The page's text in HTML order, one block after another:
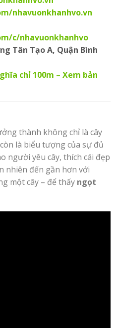
nhavuonkhanhvo.vn
c/nhavuonkhanhvo
Tân Tạo A, Quận Bình
chỉ 100m – Xem bản
thành không chỉ là cây
là biểu tượng của sự đủ
người yêu cây, thích cái đẹp
nhiên đến gần hơn với
một cây – để thấy ngọt